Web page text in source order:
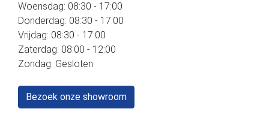
Woensdag: 08:30 - 17:00
Donderdag: 08:30 - 17:00
Vrijdag: 08:30 - 17:00
Zaterdag: 08:00 - 12:00
Zondag: Gesloten
Bezoek onze showroom